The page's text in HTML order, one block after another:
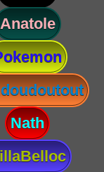
Anatole
Nath